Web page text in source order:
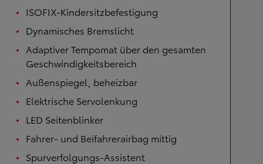
ISOFIX-Kindersitzbefestigung
Dynamisches Bremslicht
Adaptiver Tempomat über den gesamten
Geschwindigkeitsbereich
Außenspiegel, beheizbar
Elektrische Servolenkung
LED Seitenblinker
Fahrer- und Beifahrerairbag mittig
Spurverfolgungs-Assistent